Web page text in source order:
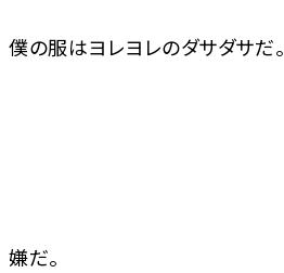
僕の服はヨレヨレのダサダサだ。
嫌だ。